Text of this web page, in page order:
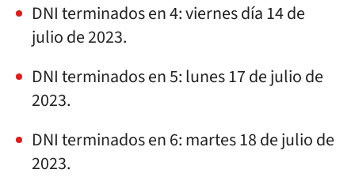
DNI terminados en 4: viernes día 14 de
julio de 2023.
DNI terminados en 5: lunes 17 de julio de
2023.
DNI terminados en 6: martes 18 de julio de
2023.